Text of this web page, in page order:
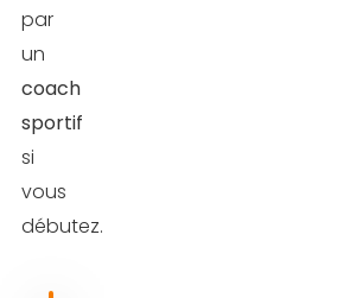
par
un
coach
sportif
si
vous
débutez.